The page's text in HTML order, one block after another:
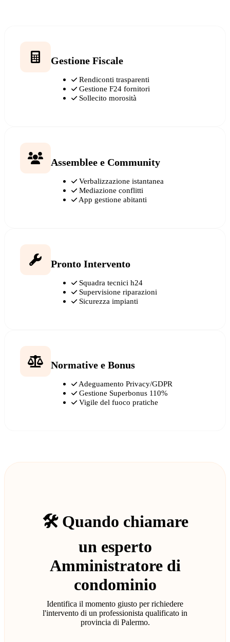
Gestione Fiscale
Rendiconti trasparenti
Gestione F24 fornitori
Sollecito morosità
Assemblee e Community
Verbalizzazione istantanea
Mediazione conflitti
App gestione abitanti
Pronto Intervento
Squadra tecnici h24
Supervisione riparazioni
Sicurezza impianti
Normative e Bonus
Adeguamento Privacy/GDPR
Gestione Superbonus 110%
Vigile del fuoco pratiche
🛠️ Quando chiamare
un esperto
Amministratore di
condominio
Identifica il momento giusto per richiedere
l'intervento di un professionista qualificato in
provincia di Palermo.